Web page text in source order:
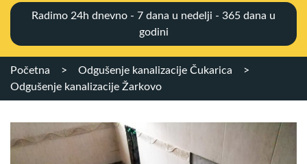
Radimo 24h dnevno - 7 dana u nedelji - 365 dana u
godini
Početna > Odgušenje kanalizacije Čukarica
>
Odgušenje kanalizacije Žarkovo